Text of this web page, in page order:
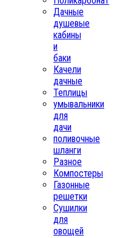
Дачные
душевые
кабины
и
баки
Качели
дачные
Теплицы
умывальники
для
дачи
поливочные
шланги
Разное
Компостеры
Газонные
решетки
Сушилки
для
овощей